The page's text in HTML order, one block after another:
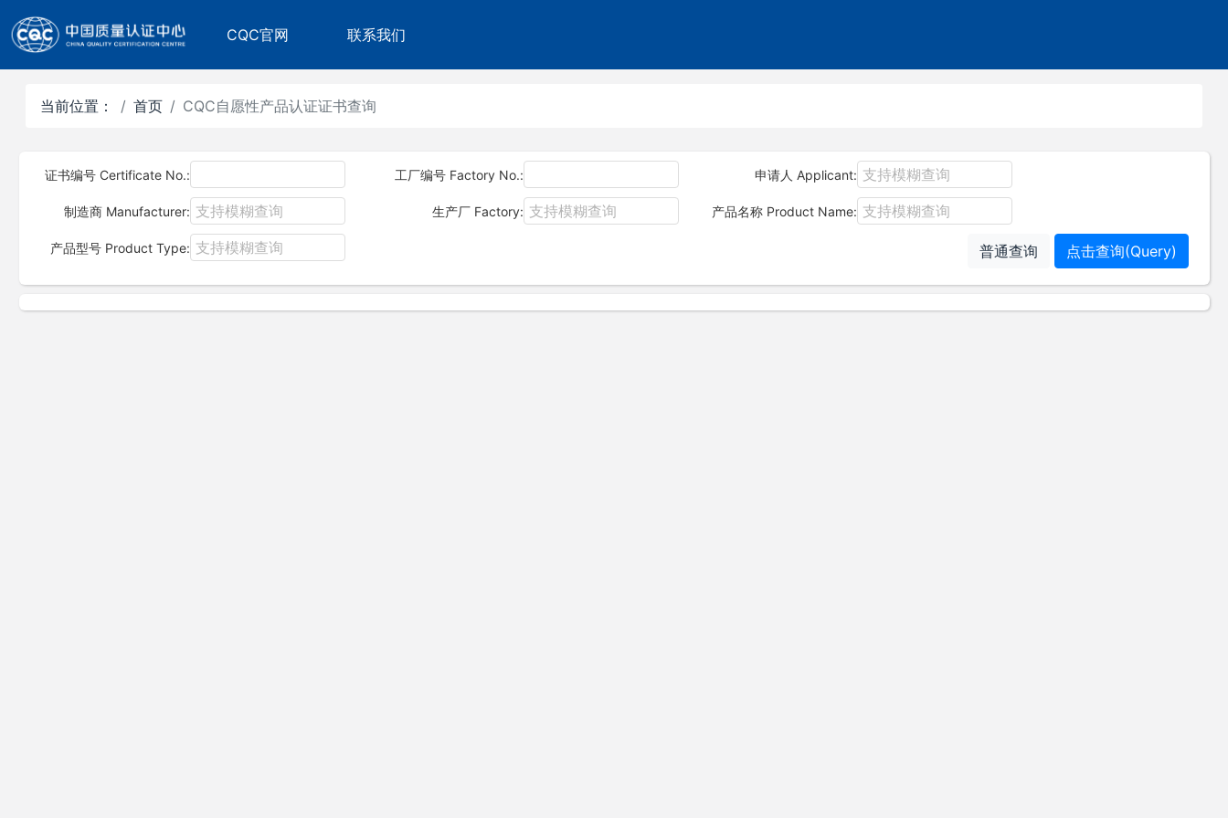
CQC官网 联系我们
当前位置： 首页 CQC自愿性产品认证证书查询
证书编号 Certificate No.: 工厂编号 Factory No.: 申请人 Applicant:
制造商 Manufacturer: 生产厂 Factory: 产品名称 Product Name:
产品型号 Product Type: 普通查询 点击查询(Query)